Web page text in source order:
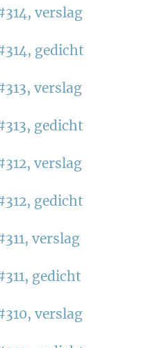
verslag
gedicht
verslag
gedicht
verslag
gedicht
verslag
gedicht
verslag